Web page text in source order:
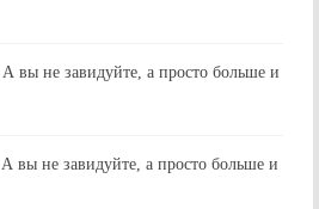
А вы не завидуйте, а просто больше и
А вы не завидуйте, а просто больше и